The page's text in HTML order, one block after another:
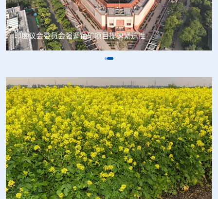
俄罗斯首款国产3D扫描仪Helix列入国家产品名录，
Rosatom完善增材制造技术链